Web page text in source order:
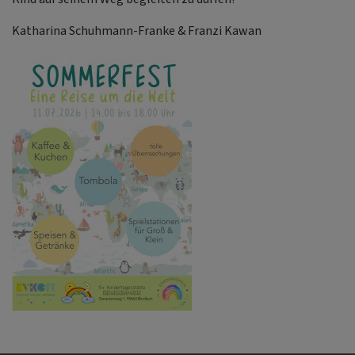
Katharina Schuhmann-Franke & Franzi Kawan